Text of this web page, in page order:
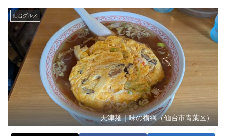
仙台グルメ
天津麺｜味の横綱（仙台市青葉区）